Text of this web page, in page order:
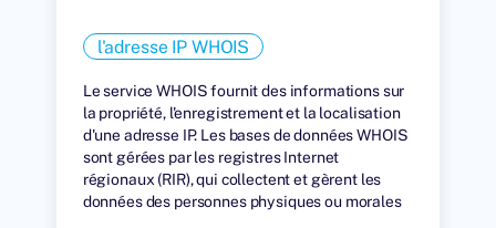
l'adresse IP WHOIS
Le service WHOIS fournit des informations sur
la propriété, l'enregistrement et la localisation
d'une adresse IP. Les bases de données WHOIS
sont gérées par les registres Internet
régionaux (RIR), qui collectent et gèrent les
données des personnes physiques ou morales